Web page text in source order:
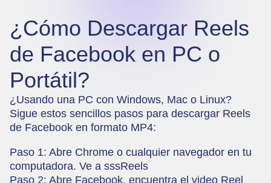
¿Cómo Descargar Reels
de Facebook en PC o
Portátil?
¿Usando una PC con Windows, Mac o Linux?
Sigue estos sencillos pasos para descargar Reels
de Facebook en formato MP4:
Paso 1: Abre Chrome o cualquier navegador en tu
computadora. Ve a sssReels
Paso 2: Abre Facebook, encuentra el video Reel